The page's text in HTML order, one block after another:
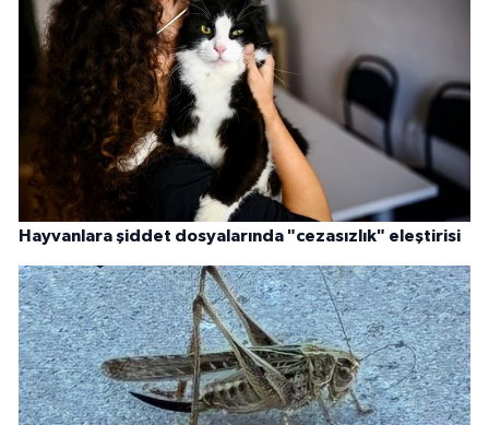
Hayvanlara şiddet dosyalarında "cezasızlık" eleştirisi